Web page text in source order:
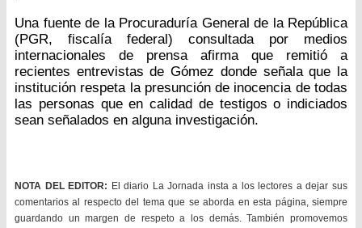
Una fuente de la Procuraduría General de la República
(PGR, fiscalía federal) consultada por medios
internacionales de prensa afirma que remitió a
recientes entrevistas de Gómez donde señala que la
institución respeta la presunción de inocencia de todas
las personas que en calidad de testigos o indiciados
sean señalados en alguna investigación.
NOTA DEL EDITOR: El diario La Jornada insta a los lectores a dejar sus
comentarios al respecto del tema que se aborda en esta página, siempre
guardando un margen de respeto a los demás. También promovemos